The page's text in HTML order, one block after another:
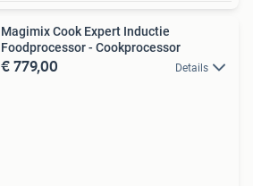
Magimix Cook Expert Inductie
Foodprocessor - Cookprocessor
€ 779,00 Details